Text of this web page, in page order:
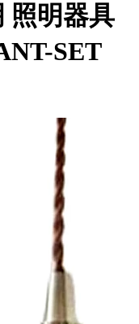
照明器具
SET